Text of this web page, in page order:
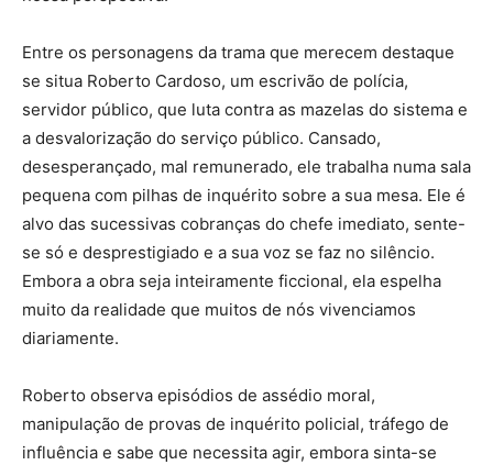
Entre os personagens da trama que merecem destaque
se situa Roberto Cardoso, um escrivão de polícia,
servidor público, que luta contra as mazelas do sistema e
a desvalorização do serviço público. Cansado,
desesperançado, mal remunerado, ele trabalha numa sala
pequena com pilhas de inquérito sobre a sua mesa. Ele é
alvo das sucessivas cobranças do chefe imediato, sente-
se só e desprestigiado e a sua voz se faz no silêncio.
Embora a obra seja inteiramente ficcional, ela espelha
muito da realidade que muitos de nós vivenciamos
diariamente.
Roberto observa episódios de assédio moral,
manipulação de provas de inquérito policial, tráfego de
influência e sabe que necessita agir, embora sinta-se